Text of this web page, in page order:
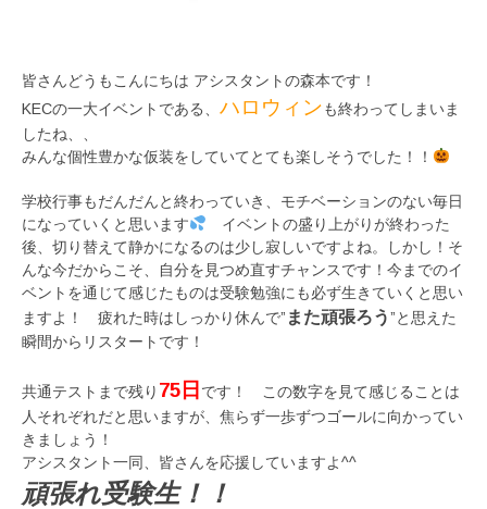
皆さんどうもこんにちは アシスタントの森本です！
KECの一大イベントである、 ハロウィンも終わってしまいま
したね、、
みんな個性豊かな仮装をしていてとても楽しそうでした！！
学校行事もだんだんと終わっていき、モチベーションのない毎日
になっていくと思います
イベントの盛り上がりが終わった
後、切り替えて静かになるのは少し寂しいですよね。しかし！そ
んな今だからこそ、自分を見つめ直すチャンスです！今までのイ
ベントを通じて感じたものは受験勉強にも必ず生きていくと思い
ますよ！ 疲れた時はしっかり休んで” また頑張ろう”と思えた
瞬間からリスタートです！
共通テストまで残り 75日 です！ この数字を見て感じることは
人それぞれだと思いますが、焦らず一歩ずつゴールに向かってい
きましょう！
アシスタント一同、皆さんを応援していますよ^^
頑張れ受験生！！